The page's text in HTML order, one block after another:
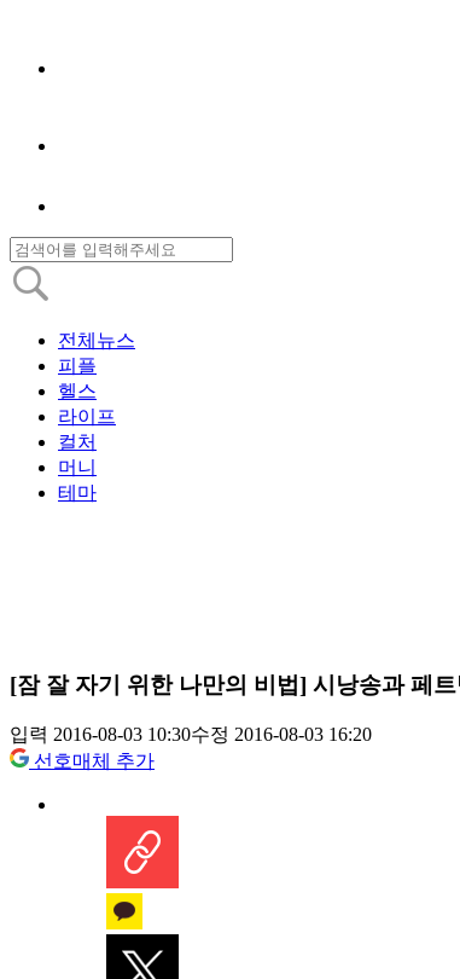
전체뉴스
피플
헬스
라이프
컬처
머니
테마
[잠 잘 자기 위한 나만의 비법] 시낭송과 페
입력 2016-08-03 10:30수정 2016-08-03 16:20
선호매체 추가